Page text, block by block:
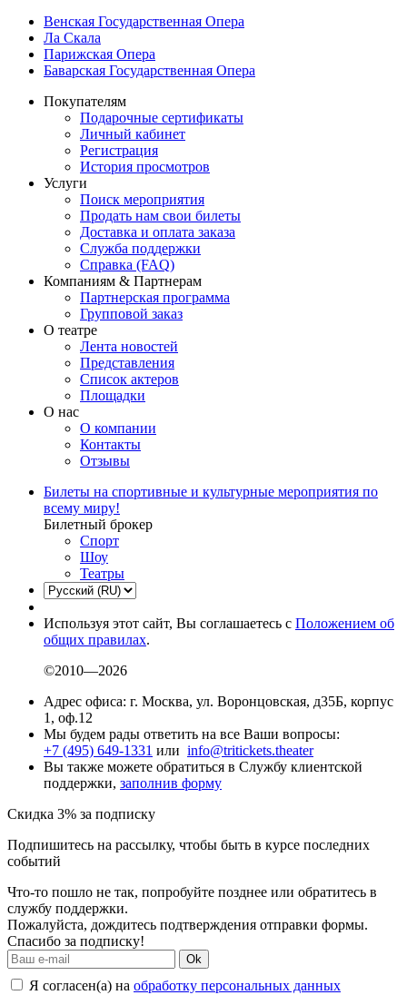
Венская Государственная Опера
Ла Скала
Парижская Опера
Баварская Государственная Опера
Покупателям
Подарочные сертификаты
Личный кабинет
Регистрация
История просмотров
Услуги
Поиск мероприятия
Продать нам свои билеты
Доставка и оплата заказа
Служба поддержки
Справка (FAQ)
Компаниям & Партнерам
Партнерская программа
Групповой заказ
О театре
Лента новостей
Представления
Список актеров
Площадки
О нас
О компании
Контакты
Отзывы
Билеты на спортивные и культурные мероприятия по
всему миру!
Билетный брокер
Спорт
Шоу
Театры
Используя этот сайт, Вы соглашаетесь с Положением об
общих правилах.
©2010—2026
Адрес офиса: г. Москва, ул. Воронцовская, д35Б, корпус
1, оф.12
Мы будем рады ответить на все Ваши вопросы:
+7 (495) 649-1331 или info@tritickets.theater
Вы также можете обратиться в Службу клиентской
поддержки, заполнив форму
Скидка 3% за подписку
Подпишитесь на рассылку, чтобы быть в курсе последних
событий
Что-то пошло не так, попробуйте позднее или обратитесь в
службу поддержки.
Пожалуйста, дождитесь подтверждения отправки формы.
Спасибо за подписку!
Ok
Я согласен(а) на обработку персональных данных